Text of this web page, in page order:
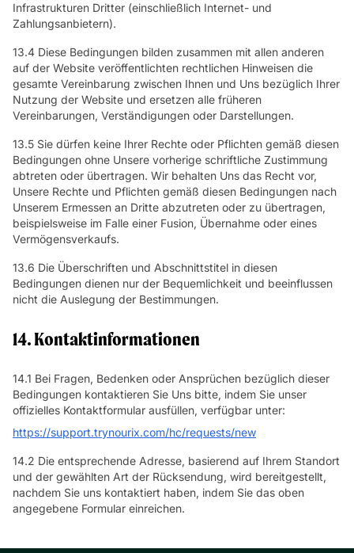
Infrastrukturen Dritter (einschließlich Internet- und
Zahlungsanbietern).
13.4 Diese Bedingungen bilden zusammen mit allen anderen
auf der Website veröffentlichten rechtlichen Hinweisen die
gesamte Vereinbarung zwischen Ihnen und Uns bezüglich Ihrer
Nutzung der Website und ersetzen alle früheren
Vereinbarungen, Verständigungen oder Darstellungen.
13.5 Sie dürfen keine Ihrer Rechte oder Pflichten gemäß diesen
Bedingungen ohne Unsere vorherige schriftliche Zustimmung
abtreten oder übertragen. Wir behalten Uns das Recht vor,
Unsere Rechte und Pflichten gemäß diesen Bedingungen nach
Unserem Ermessen an Dritte abzutreten oder zu übertragen,
beispielsweise im Falle einer Fusion, Übernahme oder eines
Vermögensverkaufs.
13.6 Die Überschriften und Abschnittstitel in diesen
Bedingungen dienen nur der Bequemlichkeit und beeinflussen
nicht die Auslegung der Bestimmungen.
14. Kontaktinformationen
14.1 Bei Fragen, Bedenken oder Ansprüchen bezüglich dieser
Bedingungen kontaktieren Sie Uns bitte, indem Sie unser
offizielles Kontaktformular ausfüllen, verfügbar unter:
https://support.trynourix.com/hc/requests/new
14.2 Die entsprechende Adresse, basierend auf Ihrem Standort
und der gewählten Art der Rücksendung, wird bereitgestellt,
nachdem Sie uns kontaktiert haben, indem Sie das oben
angegebene Formular einreichen.